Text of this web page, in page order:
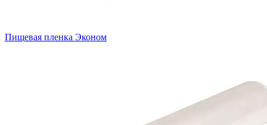
Пищевая пленка Эконом